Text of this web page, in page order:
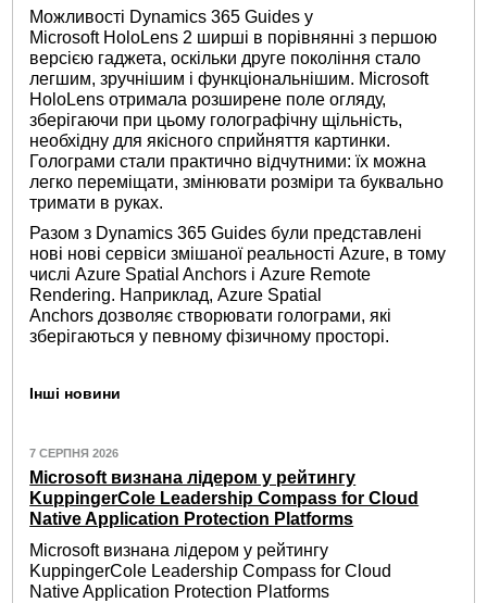
Можливості Dynamics 365 Guides у
Microsoft HoloLens 2 ширші в порівнянні з першою
версією гаджета, оскільки друге покоління стало
легшим, зручнішим і функціональнішим. Microsoft
HoloLens отримала розширене поле огляду,
зберігаючи при цьому голографічну щільність,
необхідну для якісного сприйняття картинки.
Голограми стали практично відчутними: їх можна
легко переміщати, змінювати розміри та буквально
тримати в руках.
Разом з Dynamics 365 Guides були представлені
нові нові сервіси змішаної реальності Azure, в тому
числі Azure Spatial Anchors і Azure Remote
Rendering. Наприклад, Azure Spatial
Anchors дозволяє створювати голограми, які
зберігаються у певному фізичному просторі.
Інші новини
7 СЕРПНЯ 2026
Microsoft визнана лідером у рейтингу
KuppingerCole Leadership Compass for Cloud
Native Application Protection Platforms
Microsoft визнана лідером у рейтингу
KuppingerCole Leadership Compass for Cloud
Native Application Protection Platforms